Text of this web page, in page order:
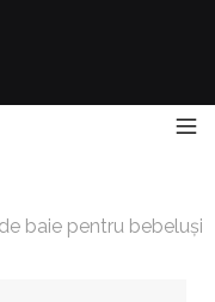
baie pentru bebeluși